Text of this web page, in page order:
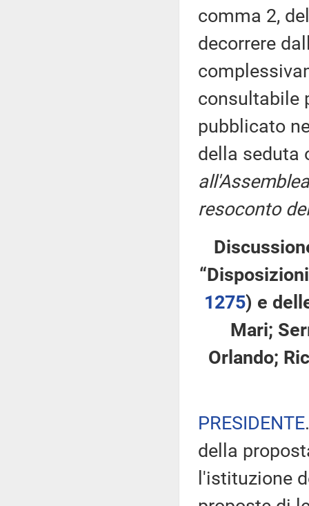
comma 2,
decorrere
consultabile
pubblicato
della seduta
resoconto
1275​) e
Mari;
Orlando;
PRESIDENTE
della
l'istituzione